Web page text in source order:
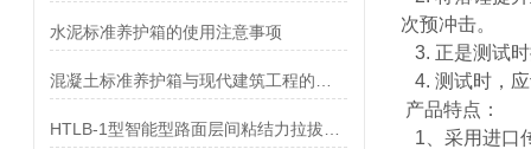
水泥标准养护箱的使用注意事项
次预冲击。
3. 正是测试
4. 测试时，
产品特点：
1、采用进口